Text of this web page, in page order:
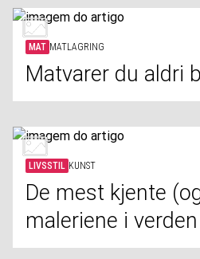
MAT MATLAGRING
Matvarer du aldri
LIVSSTIL KUNST
De mest kjente
maleriene i verden